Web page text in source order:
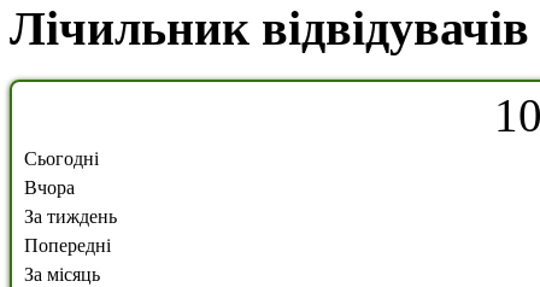
Лічильник відвідувачів
1
Сьогодні
Вчора
За тиждень
Попередні
За місяць